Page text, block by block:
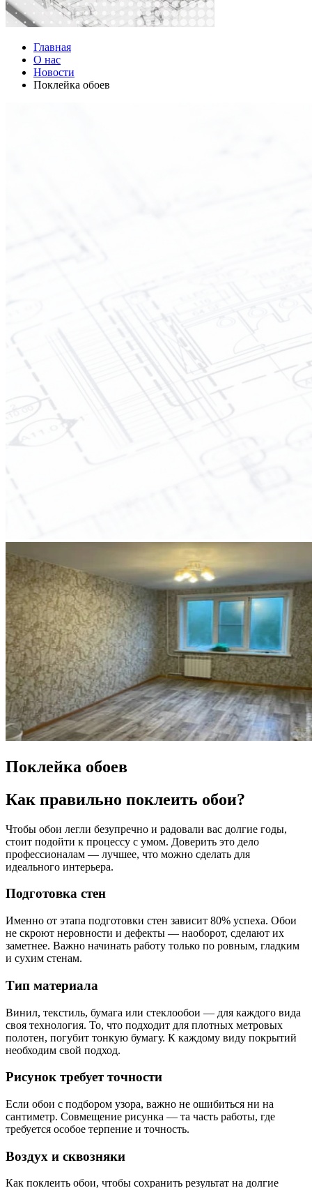
Главная
О нас
Новости
Поклейка обоев
Поклейка обоев
Как правильно поклеить обои?
Чтобы обои легли безупречно и радовали вас долгие годы,
стоит подойти к процессу с умом. Доверить это дело
профессионалам — лучшее, что можно сделать для
идеального интерьера.
Подготовка стен
Именно от этапа подготовки стен зависит 80% успеха. Обои
не скроют неровности и дефекты — наоборот, сделают их
заметнее. Важно начинать работу только по ровным, гладким
и сухим стенам.
Тип материала
Винил, текстиль, бумага или стеклообои — для каждого вида
своя технология. То, что подходит для плотных метровых
полотен, погубит тонкую бумагу. К каждому виду покрытий
необходим свой подход.
Рисунок требует точности
Если обои с подбором узора, важно не ошибиться ни на
сантиметр. Совмещение рисунка — та часть работы, где
требуется особое терпение и точность.
Воздух и сквозняки
Как поклеить обои, чтобы сохранить результат на долгие